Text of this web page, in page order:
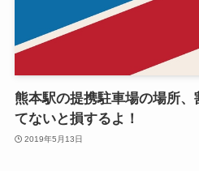
熊本駅の提携駐車場の場所
てないと損するよ！
2019年5月13日